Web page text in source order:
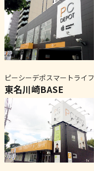
ピーシーデポスマートライフ
東名川崎BASE